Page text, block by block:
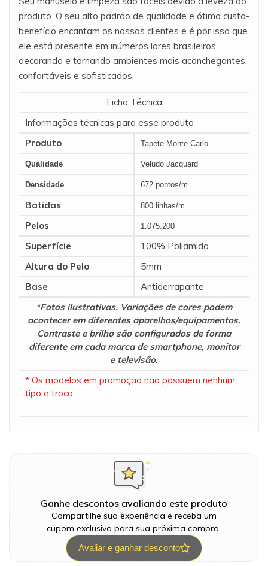
produto. O seu alto padrão de qualidade e ótimo custo-
benefício encantam os nossos clientes e é por isso que
ele está presente em inúmeros lares brasileiros,
decorando e tornando ambientes mais aconchegantes,
confortáveis e sofisticados.
Ficha Técnica
Informações técnicas para esse produto
Produto
Tapete Monte Carlo
Qualidade Veludo Jacquard
Densidade 672 pontos/m
Batidas 800 linhas/m
Pelos 1.075.200
Superfície
100% Poliamida
Altura do Pelo
5mm
Base
Antiderrapante
*Fotos ilustrativas. Variações de cores podem
acontecer em diferentes aparelhos/equipamentos.
Contraste e brilho são configurados de forma
diferente em cada marca de smartphone, monitor
e televisão.
* Os modelos em promoção não possuem nenhum
tipo e troca.
Ganhe descontos avaliando este produto
Compartilhe sua experiência e receba um
cupom exclusivo para sua próxima compra.
Avaliar e ganhar desconto